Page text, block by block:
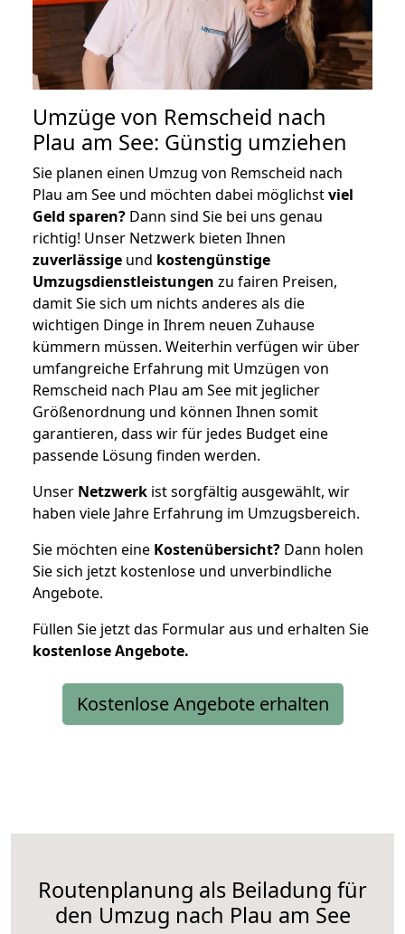
Umzüge von Remscheid nach
Plau am See: Günstig umziehen
Sie planen einen Umzug von Remscheid nach
Plau am See und möchten dabei möglichstviel
Geld sparen? Dann sind Sie bei uns genau
richtig! Unser Netzwerk bieten Ihnen
zuverlässige und kostengünstige
Umzugsdienstleistungen zu fairen Preisen,
damit Sie sich um nichts anderes als die
wichtigen Dinge in Ihrem neuen Zuhause
kümmern müssen. Weiterhin verfügen wir über
umfangreiche Erfahrung mit Umzügen von
Remscheid nach Plau am See mit jeglicher
Größenordnung und können Ihnen somit
garantieren, dass wir für jedes Budget eine
passende Lösung finden werden.
Unser Netzwerk ist sorgfältig ausgewählt, wir
haben viele Jahre Erfahrung im Umzugsbereich.
Sie möchten eine Kostenübersicht? Dann holen
Sie sich jetzt kostenlose und unverbindliche
Angebote.
Füllen Sie jetzt das Formular aus und erhalten Sie
kostenloseAngebote.
Kostenlose Angebote erhalten
Routenplanung als Beiladung für
den Umzug nach Plau am See